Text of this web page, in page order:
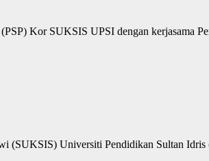
Kor SUKSIS UPSI dengan kerjasama
Universiti Pendidikan Sultan Idris